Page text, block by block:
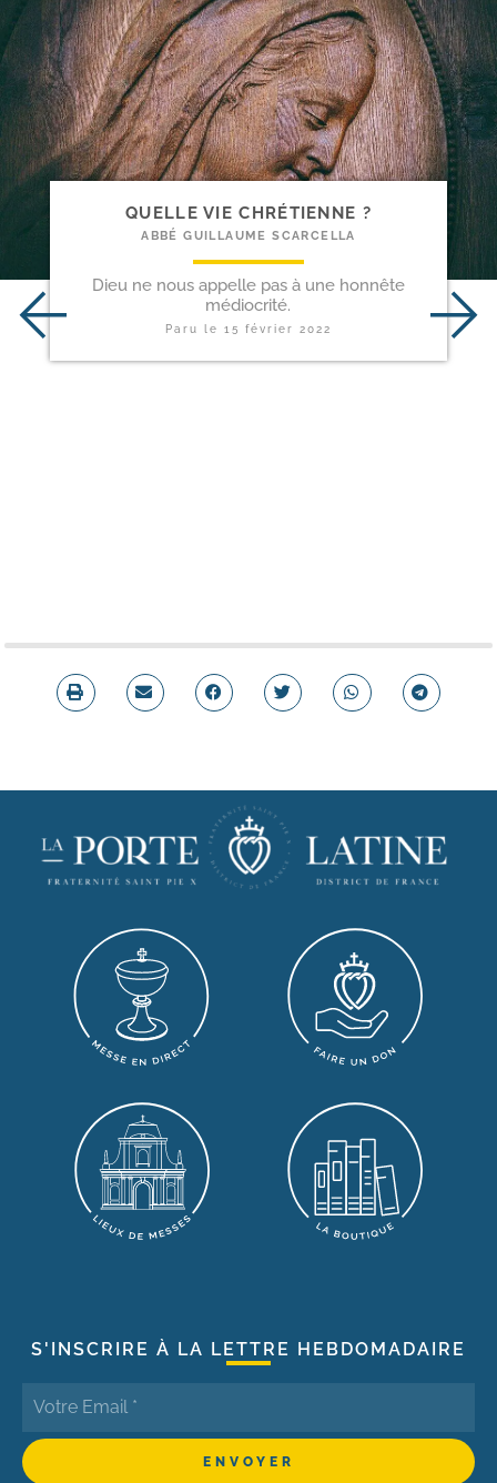
QUELLE VIE CHRÉTIENNE ?
ABBÉ GUILLAUME SCARCELLA
Dieu ne nous appelle pas à une honnête
médiocrité.
Paru le 15 février 2022
S'INSCRIRE À LA LETTRE HEBDOMADAIRE